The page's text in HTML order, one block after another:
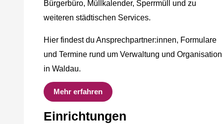
Bürgerbüro, Müllkalender, Sperrmüll und zu
weiteren städtischen Services.
Hier findest du Ansprechpartner:innen, Formulare
und Termine rund um Verwaltung und Organisation
in Waldau.
Mehr erfahren
Einrichtungen